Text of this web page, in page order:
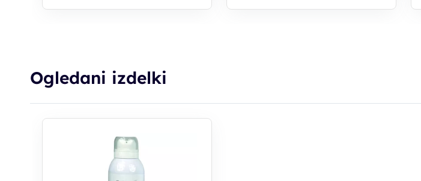
Ogledani izdelki